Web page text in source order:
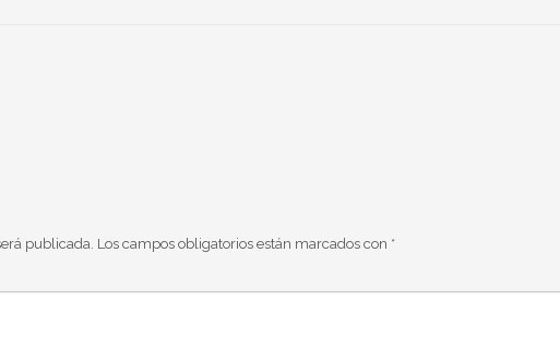
publicada. Los campos obligatorios están marcados con *